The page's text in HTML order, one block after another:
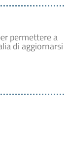
permettere a
di aggiornarsi